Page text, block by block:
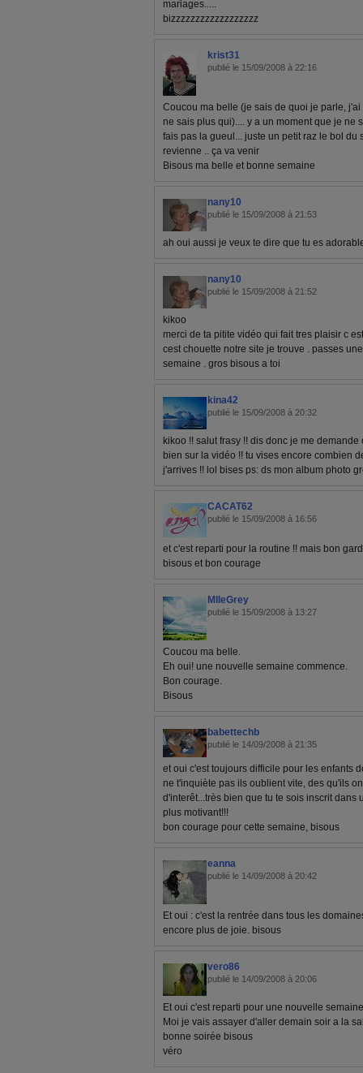
mariages.....
bizzzzzzzzzzzzzzzzzz
krist31
publié le 15/09/2008 à 22:16
Coucou ma belle (je sais de quoi je parle,
ne sais plus qui).... y a un moment que je ne
fais pas la gueul... juste un petit raz le bol du
revienne .. ça va venir
Bisous ma belle et bonne semaine
nany10
publié le 15/09/2008 à 21:53
ah oui aussi je veux te dire que tu es
nany10
publié le 15/09/2008 à 21:52
kikoo
merci de ta pitite vidéo qui fait tres plaisir c
cest chouette notre site je trouve . passes
semaine . gros bisous a toi
kina42
publié le 15/09/2008 à 20:32
kikoo !! salut frasy !! dis donc je me
bien sur la vidéo !! tu vises encore combien
j'arrives !! lol bises ps: ds mon album photo
CACAT62
publié le 15/09/2008 à 16:56
et c'est reparti pour la routine !! mais bon
bisous et bon courage
MlleGrey
publié le 15/09/2008 à 13:27
Coucou ma belle.
Eh oui! une nouvelle semaine commence.
Bon courage.
Bisous
babettechb
publié le 14/09/2008 à 21:35
et oui c'est toujours difficile pour les enfants
ne t'inquiète pas ils oublient vite, des qu'ils
d'interêt...très bien que tu te sois inscrit dans
plus motivant!!!
bon courage pour cette semaine, bisous
eanna
publié le 14/09/2008 à 20:42
Et oui : c'est la rentrée dans tous les
encore plus de joie. bisous
vero86
publié le 14/09/2008 à 20:06
Et oui c'est reparti pour une nouvelle
Moi je vais assayer d'aller demain soir a la
bonne soirée bisous
véro